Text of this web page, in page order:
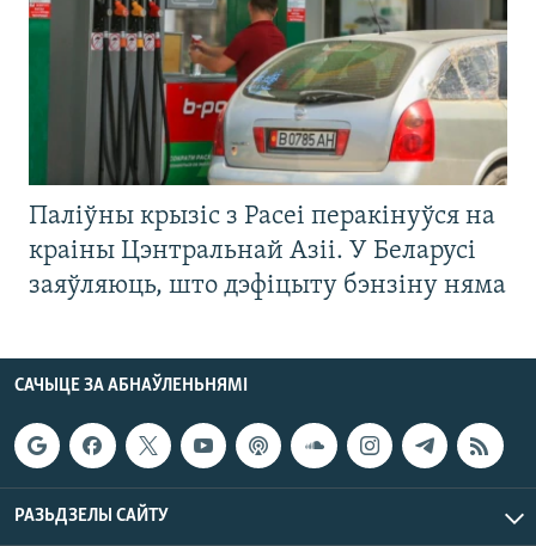
Паліўны крызіс з Расеі перакінуўся на
краіны Цэнтральнай Азіі. У Беларусі
заяўляюць, што дэфіцыту бэнзіну няма
САЧЫЦЕ ЗА АБНАЎЛЕНЬНЯМІ
РАЗЬДЗЕЛЫ САЙТУ